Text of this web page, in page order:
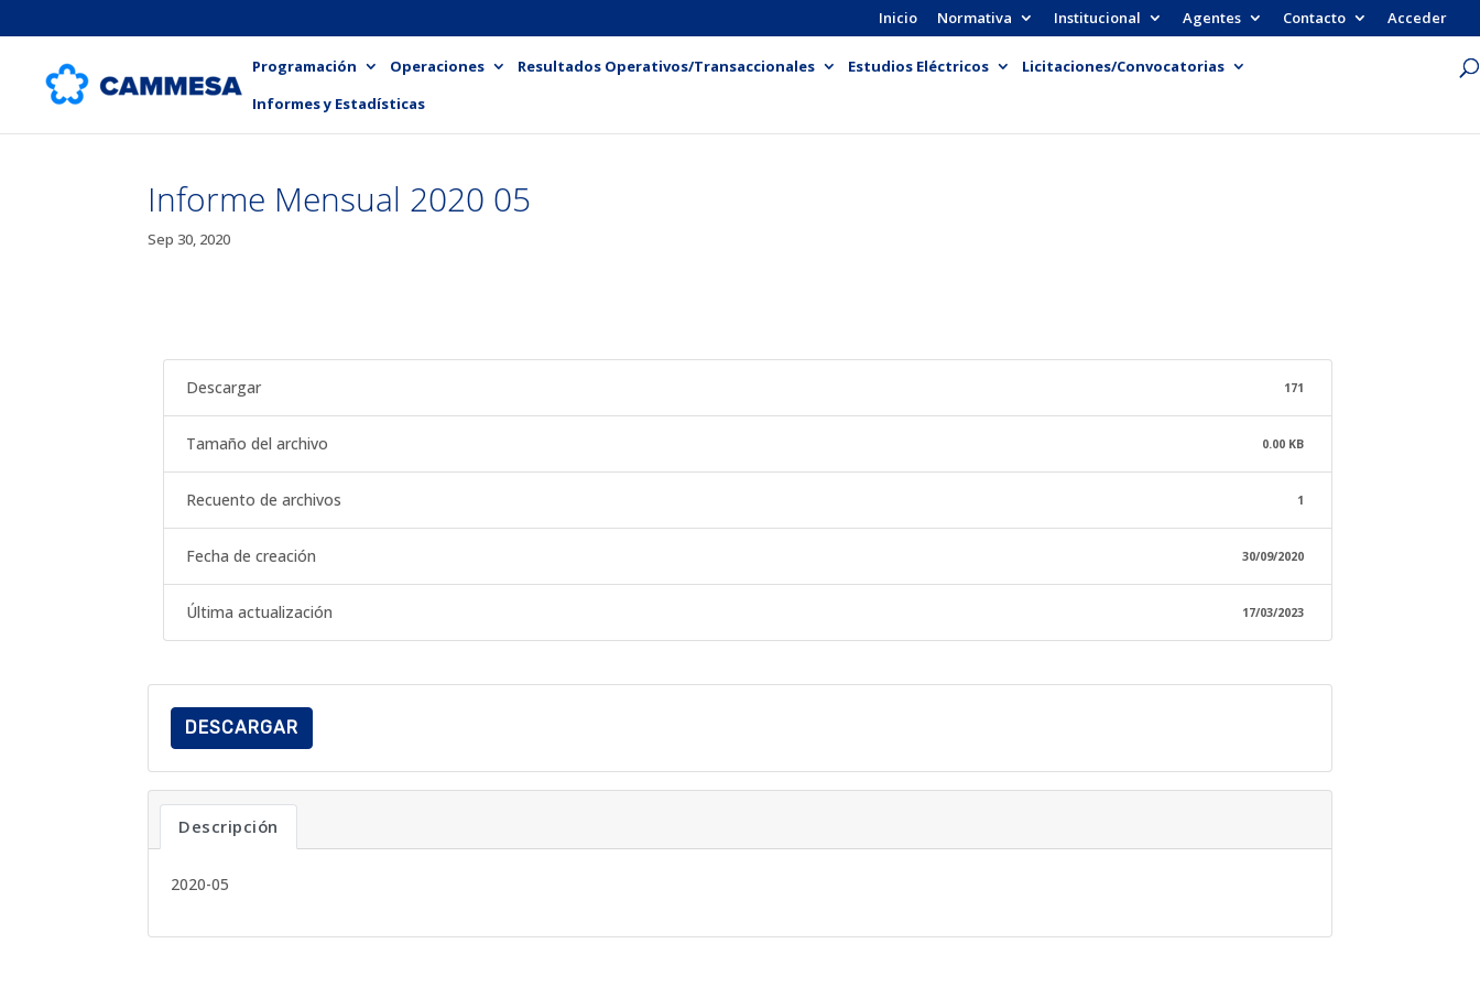
Inicio Normativa Institucional Agentes Contacto Acceder
Programación Operaciones Resultados Operativos/Transaccionales Estudios Eléctricos
Licitaciones/Convocatorias
Informes y Estadísticas
Informe Mensual 2020 05
Sep 30, 2020
Descargar 171
Tamaño del archivo 0.00 KB
Recuento de archivos 1
Fecha de creación 30/09/2020
Última actualización 17/03/2023
DESCARGAR
Descripción
2020-05